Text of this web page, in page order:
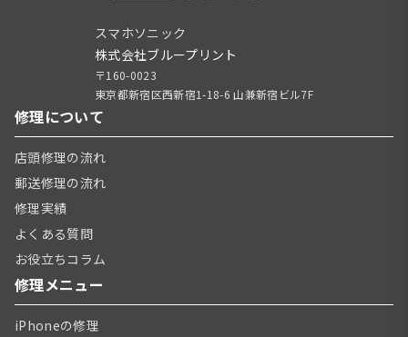
スマホソニック
株式会社ブループリント
〒160-0023
東京都新宿区西新宿1-18-6 山兼新宿ビル7F
修理について
店頭修理の流れ
郵送修理の流れ
修理実績
よくある質問
お役立ちコラム
修理メニュー
iPhoneの修理